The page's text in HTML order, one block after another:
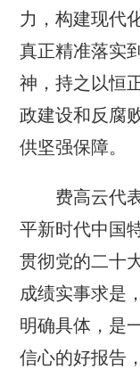
力，构建现代
真正精准落实
神，持之以恒
政建设和反腐
供坚强保障。
费高云代表
平新时代中国
贯彻党的二十
成绩实事求是
明确具体，是
信心的好报告